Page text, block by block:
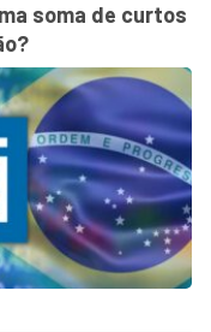
soma de curtos